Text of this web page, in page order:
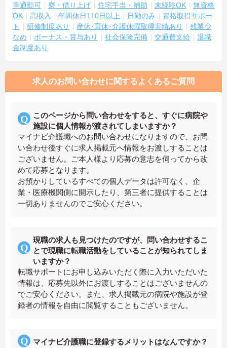
車通勤可 寮・借り上げ 住宅手当・補助 未経験OK
無資格
OK
高収入 年間休日110日以上 日勤のみ
資格取得サポー
ト
研修制度あり 産休･育休･介護休暇取得実績あり
残業少
なめ
ボーナス・賞与あり 社会保険完備 交通費支給
退職
金制度あり
求人のお問い合わせに関するよくあるご質問
このページから問い合わせをすると、すぐに病院や
施設に個人情報が渡されてしまいますか？
マイナビ介護職へのお問い合わせになりますので、お問
い合わせ後すぐに求人掲載元へ情報をお渡しすることは
ございません。ご本人様より応募の意志を伺ってから改
めて応募となります。
お預かりしているすべての個人データは許可なく、企
業・医療機関側に開示したり、第三者に提供することは
一切ありませんのでご安心ください。
現職の求人も見つけたのですが、問い合わせするこ
とで現職に転職活動をしていることが知られてしま
いますか？
転職サポートにお申し込みいただく際に入力いただいた
情報は、応募先以外にお渡しすることはございませんの
でご安心ください。また、求人掲載元の病院や施設が登
録者の情報を自由に閲覧することもございません。
マイナビ介護職に登録するメリットはなんですか？